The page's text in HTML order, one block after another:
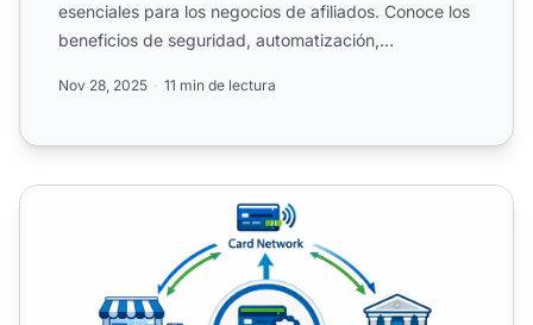
esenciales para los negocios de afiliados. Conoce los
beneficios de seguridad, automatización,
Nov 28, 2025 11 min de lectura
¿Qué Son los Procesadores de Pago? Guía Completa